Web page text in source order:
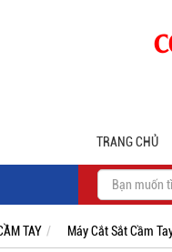
TRANG CHỦ
TAY Máy Cắt Sắt Cầm